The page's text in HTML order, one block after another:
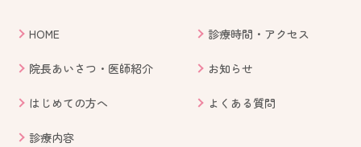
HOME
院長あいさつ・医師紹介
はじめての方へ
診療内容
診療時間・アクセス
お知らせ
よくある質問